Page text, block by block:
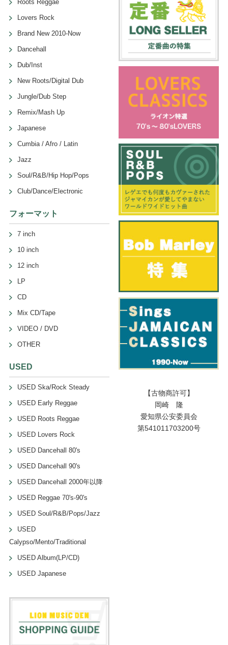
Roots Reggae
Lovers Rock
Brand New 2010-Now
Dancehall
Dub/Inst
New Roots/Digital Dub
Jungle/Dub Step
Remix/Mash Up
Japanese
Cumbia / Afro / Latin
Jazz
Soul/R&B/Hip Hop/Pops
Club/Dance/Electronic
フォーマット
7 inch
10 inch
12 inch
LP
CD
Mix CD/Tape
VIDEO / DVD
OTHER
USED
USED Ska/Rock Steady
USED Early Reggae
USED Roots Reggae
USED Lovers Rock
USED Dancehall 80's
USED Dancehall 90's
USED Dancehall 2000年以降
USED Reggae 70's-90's
USED Soul/R&B/Pops/Jazz
USED
Calypso/Mento/Traditional
USED Album(LP/CD)
USED Japanese
【古物商許可】
岡崎 隆
愛知県公安委員会
第541011703200号